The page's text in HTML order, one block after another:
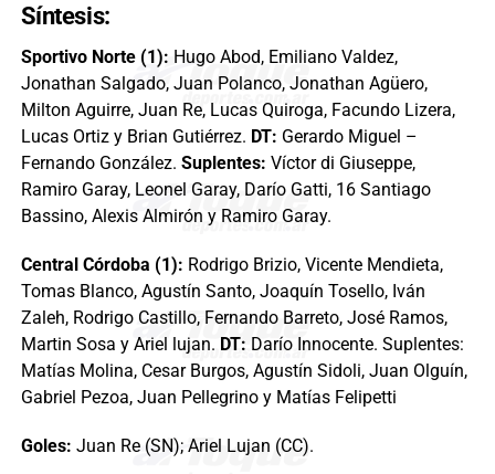
Síntesis:
Sportivo Norte (1): Hugo Abod, Emiliano Valdez,
Jonathan Salgado, Juan Polanco, Jonathan Agüero,
Milton Aguirre, Juan Re, Lucas Quiroga, Facundo Lizera,
Lucas Ortiz y Brian Gutiérrez. DT: Gerardo Miguel –
Fernando González. Suplentes: Víctor di Giuseppe,
Ramiro Garay, Leonel Garay, Darío Gatti, 16 Santiago
Bassino, Alexis Almirón y Ramiro Garay.
Central Córdoba (1): Rodrigo Brizio, Vicente Mendieta,
Tomas Blanco, Agustín Santo, Joaquín Tosello, Iván
Zaleh, Rodrigo Castillo, Fernando Barreto, José Ramos,
Martin Sosa y Ariel lujan. DT: Darío Innocente. Suplentes:
Matías Molina, Cesar Burgos, Agustín Sidoli, Juan Olguín,
Gabriel Pezoa, Juan Pellegrino y Matías Felipetti
Goles: Juan Re (SN); Ariel Lujan (CC).